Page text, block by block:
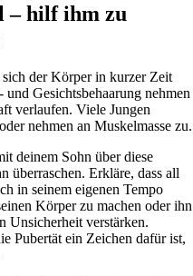
– hilf ihm zu
der Körper in kurzer Zeit
Gesichtsbehaarung nehmen
verlaufen. Viele Jungen
nehmen an Muskelmasse zu.
deinem Sohn über diese
überraschen. Erkläre, dass all
in seinem eigenen Tempo
Körper zu machen oder ihn
Unsicherheit verstärken.
Pubertät ein Zeichen dafür ist,